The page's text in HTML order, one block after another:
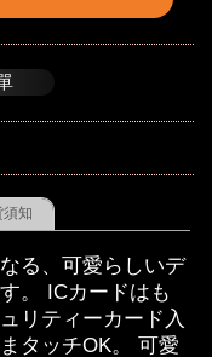
知
る、可愛らしいデ
。 ICカードはも
リティーカード入
タッチOK。 可愛